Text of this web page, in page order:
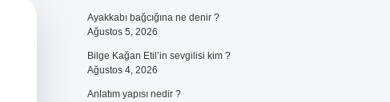
Ayakkabı bağcığına ne denir ?
Ağustos 5, 2026
Bilge Kağan Etil’in sevgilisi kim ?
Ağustos 4, 2026
Anlatım yapısı nedir ?